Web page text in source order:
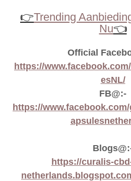
👉Trending
Nu👈
Official
https://
esNL/
FB@:-
https://
https://curalis-